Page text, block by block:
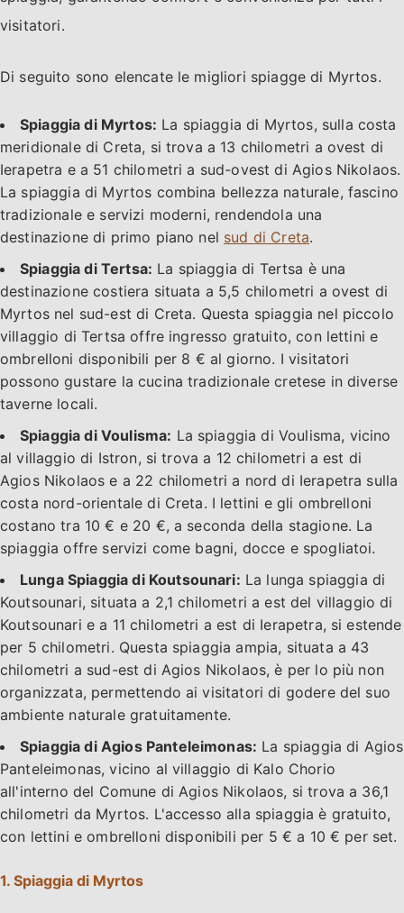
visitatori.
Di seguito sono elencate le migliori spiagge di Myrtos.
Spiaggia di Myrtos: La spiaggia di Myrtos, sulla costa
meridionale di Creta, si trova a 13 chilometri a ovest di
Ierapetra e a 51 chilometri a sud-ovest di Agios Nikolaos.
La spiaggia di Myrtos combina bellezza naturale, fascino
tradizionale e servizi moderni, rendendola una
destinazione di primo piano nel sud di Creta.
Spiaggia di Tertsa: La spiaggia di Tertsa è una
destinazione costiera situata a 5,5 chilometri a ovest di
Myrtos nel sud-est di Creta. Questa spiaggia nel piccolo
villaggio di Tertsa offre ingresso gratuito, con lettini e
ombrelloni disponibili per 8 € al giorno. I visitatori
possono gustare la cucina tradizionale cretese in diverse
taverne locali.
Spiaggia di Voulisma: La spiaggia di Voulisma, vicino
al villaggio di Istron, si trova a 12 chilometri a est di
Agios Nikolaos e a 22 chilometri a nord di Ierapetra sulla
costa nord-orientale di Creta. I lettini e gli ombrelloni
costano tra 10 € e 20 €, a seconda della stagione. La
spiaggia offre servizi come bagni, docce e spogliatoi.
Lunga Spiaggia di Koutsounari: La lunga spiaggia di
Koutsounari, situata a 2,1 chilometri a est del villaggio di
Koutsounari e a 11 chilometri a est di Ierapetra, si estende
per 5 chilometri. Questa spiaggia ampia, situata a 43
chilometri a sud-est di Agios Nikolaos, è per lo più non
organizzata, permettendo ai visitatori di godere del suo
ambiente naturale gratuitamente.
Spiaggia di Agios Panteleimonas: La spiaggia di Agios
Panteleimonas, vicino al villaggio di Kalo Chorio
all'interno del Comune di Agios Nikolaos, si trova a 36,1
chilometri da Myrtos. L'accesso alla spiaggia è gratuito,
con lettini e ombrelloni disponibili per 5 € a 10 € per set.
1. Spiaggia di Myrtos